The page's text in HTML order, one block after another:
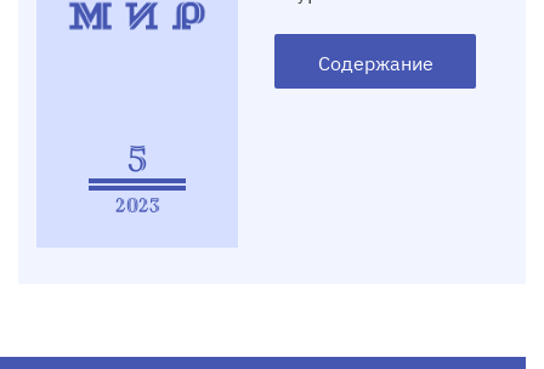
5
2023
Содержание